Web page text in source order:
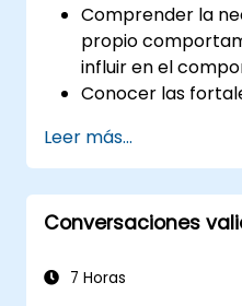
Comprender la
propio
influir en el
Conocer las
disponibles
Gestionar a sus
interesadas,
externos
difíciles que
Leer más...
Conversaciones
7 Horas